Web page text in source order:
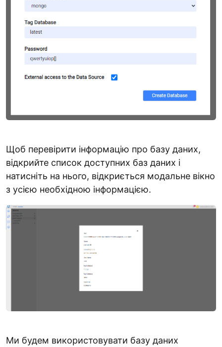
Щоб перевірити інформацію про базу даних,
відкрийте список доступних баз даних і
натисніть на нього, відкриється модальне вікно
з усією необхідною інформацією.
Ми будем використовувати базу даних